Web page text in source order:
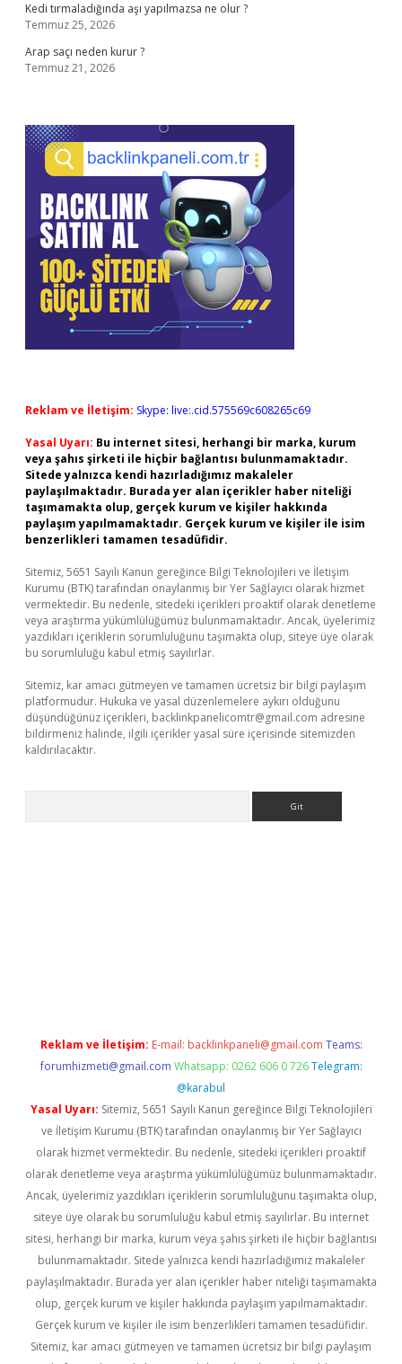
Kedi tırmaladığında aşı yapılmazsa ne olur ?
Temmuz 25, 2026
Arap saçı neden kurur ?
Temmuz 21, 2026
Reklam ve İletişim: Skype: live:.cid.575569c608265c69
Yasal Uyarı: Bu internet sitesi, herhangi bir marka, kurum
veya şahıs şirketi ile hiçbir bağlantısı bulunmamaktadır.
Sitede yalnızca kendi hazırladığımız makaleler
paylaşılmaktadır. Burada yer alan içerikler haber niteliği
taşımamakta olup, gerçek kurum ve kişiler hakkında
paylaşım yapılmamaktadır. Gerçek kurum ve kişiler ile isim
benzerlikleri tamamen tesadüfidir.
Sitemiz, 5651 Sayılı Kanun gereğince Bilgi Teknolojileri ve İletişim
Kurumu (BTK) tarafından onaylanmış bir Yer Sağlayıcı olarak hizmet
vermektedir. Bu nedenle, sitedeki içerikleri proaktif olarak denetleme
veya araştırma yükümlülüğümüz bulunmamaktadır. Ancak, üyelerimiz
yazdıkları içeriklerin sorumluluğunu taşımakta olup, siteye üye olarak
bu sorumluluğu kabul etmiş sayılırlar.
Sitemiz, kar amacı gütmeyen ve tamamen ücretsiz bir bilgi paylaşım
platformudur. Hukuka ve yasal düzenlemelere aykırı olduğunu
düşündüğünüz içerikleri, backlinkpanelicomtr@gmail.com adresine
bildirmeniz halinde, ilgili içerikler yasal süre içerisinde sitemizden
kaldırılacaktır.
Reklam ve İletişim: E-mail: backlinkpaneli@gmail.com Teams:
forumhizmeti@gmail.com Whatsapp: 0262 606 0 726 Telegram:
@karabul
Yasal Uyarı: Sitemiz, 5651 Sayılı Kanun gereğince Bilgi Teknolojileri
ve İletişim Kurumu (BTK) tarafından onaylanmış bir Yer Sağlayıcı
olarak hizmet vermektedir. Bu nedenle, sitedeki içerikleri proaktif
olarak denetleme veya araştırma yükümlülüğümüz bulunmamaktadır.
Ancak, üyelerimiz yazdıkları içeriklerin sorumluluğunu taşımakta olup,
siteye üye olarak bu sorumluluğu kabul etmiş sayılırlar. Bu internet
sitesi, herhangi bir marka, kurum veya şahıs şirketi ile hiçbir bağlantısı
bulunmamaktadır. Sitede yalnızca kendi hazırladığımız makaleler
paylaşılmaktadır. Burada yer alan içerikler haber niteliği taşımamakta
olup, gerçek kurum ve kişiler hakkında paylaşım yapılmamaktadır.
Gerçek kurum ve kişiler ile isim benzerlikleri tamamen tesadüfidir.
Sitemiz, kar amacı gütmeyen ve tamamen ücretsiz bir bilgi paylaşım